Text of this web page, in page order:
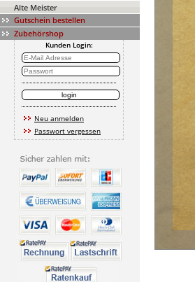
Alte Meister
Gutschein bestellen
Zubehörshop
Kunden Login:
Neu anmelden
Passwort vergessen